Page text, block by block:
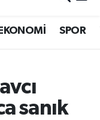
EKONOMİ SPOR
sanık